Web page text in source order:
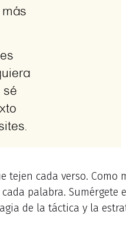
tejen cada verso.
palabra. Sumérgete
de la táctica y la